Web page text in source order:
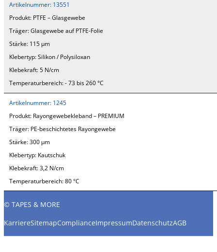
Artikelnummer: 13551
Produkt: PTFE – Glasgewebe
Träger:Glasgewebe auf PTFE-Folie
Stärke: 115 µm
Klebertyp:Silikon / Polysiloxan
Klebekraft:5 N/cm
Temperaturbereich:- 73 bis 260 °C
Artikelnummer: 1245
Produkt: Rayongewebekleband – PREMIUM
Träger: PE-beschichtetes Rayongewebe
Stärke:300 µm
Klebertyp: Kautschuk
Klebekraft:3,2 N/cm
Temperaturbereich:80 °C
© TAPES & MORE
KarriereSitemapComplianceImpressumDatenschutzAGB